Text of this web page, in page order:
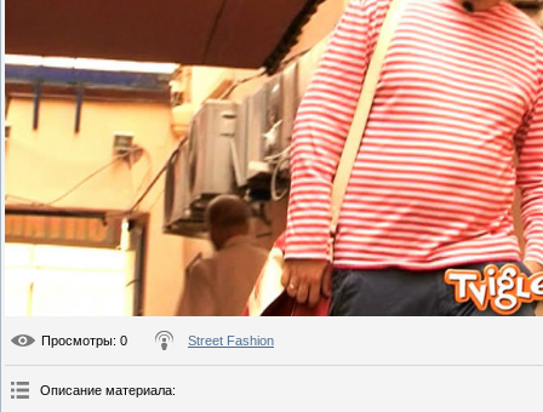
Просмотры: 0 Street Fashion
Описание материала: